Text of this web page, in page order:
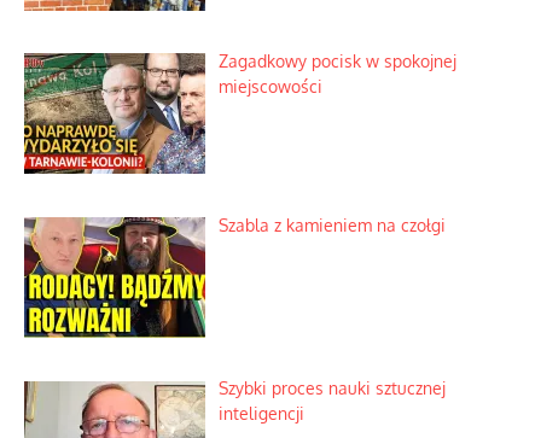
Zagadkowy pocisk w spokojnej
miejscowości
Szabla z kamieniem na czołgi
Szybki proces nauki sztucznej
inteligencji